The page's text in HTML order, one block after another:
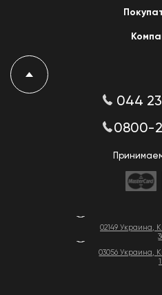
02149 Украина,
03056 Украина,
044
0800-